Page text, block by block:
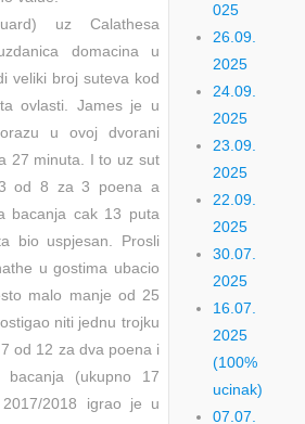
uz Calathesa
domacina u
veliki broj suteva kod
ovlasti. James je u
u ovoj dvorani
27 minuta. I to uz sut
od 8 za 3 poena a
bacanja cak 13 puta
bio uspjesan. Prosli
u gostima ubacio
malo manje od 25
niti jednu trojku
od 12 za dva poena i
(ukupno 17
2018 igrao je u
025
26.09.
2025
24.09.
2025
23.09.
2025
22.09.
2025
30.07.
2025
16.07.
2025
(100%
ucinak)
07.07.